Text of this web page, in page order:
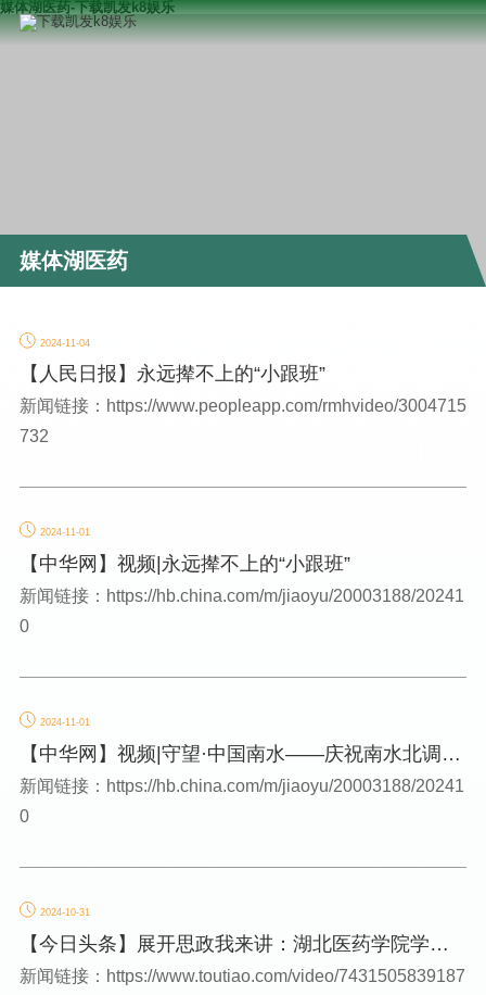
媒体湖医药-下载凯发k8娱乐
媒体湖医药
2024-11-04
【人民日报】永远撵不上的“小跟班”
新闻链接：https://www.peopleapp.com/rmhvideo/3004715
732
2024-11-01
【中华网】视频|永远撵不上的“小跟班”
新闻链接：https://hb.china.com/m/jiaoyu/20003188/20241
0
2024-11-01
【中华网】视频|守望·中国南水——庆祝南水北调中
线工程通水10周年
新闻链接：https://hb.china.com/m/jiaoyu/20003188/20241
0
2024-10-31
【今日头条】展开思政我来讲：湖北医药学院学子
倾情讲述“新时代...
新闻链接：https://www.toutiao.com/video/7431505839187